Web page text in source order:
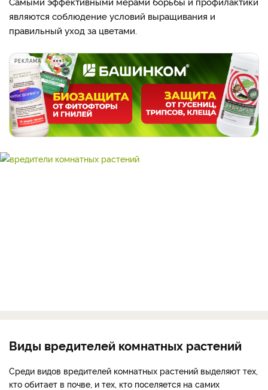
являются соблюдение условий выращивания и
правильный уход за цветами.
РЕКЛАМА
Виды вредителей комнатных растений
Среди видов вредителей комнатных растений выделяют тех,
кто обитает в почве, и тех, кто поселяется на самих